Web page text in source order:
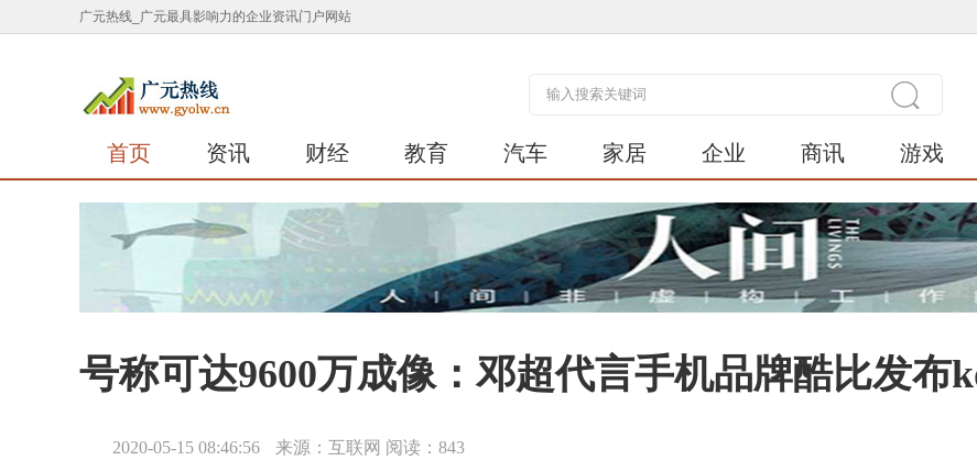
广元热线_广元最具影响力的企业资讯门户网站
首页 资讯 财经 教育 汽车 家居 企业 商讯 游戏
号称可达9600万成像：邓超代言手机品牌酷比发布
2020-05-15 08:46:56 来源：互联网 阅读：843